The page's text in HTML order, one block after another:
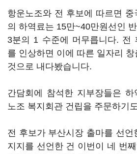
항운노조와 전 후보에 따르면
의 하역료는 15만~40만원선인
3분의 1 수준에 머무릅니다. 전
를 인상하면 이에 따른 일자리
것으로 내다봤습니다.
간담회에 참석한 지부장들은
노조 복지회관 건립을 주문하기
전 후보가 부산시장 출마를 선언
지지를 선언한 건 이번이 네 번